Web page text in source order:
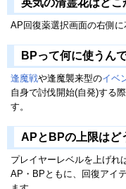
AP回復薬選択画面の右側に
BPって何に使うん
逢魔戦や逢魔襲来型のイベ
自身で討伐開始(自発)する
す。
APとBPの上限はど
プレイヤーレベルを上げれ
AP・BPともに、回復アイ